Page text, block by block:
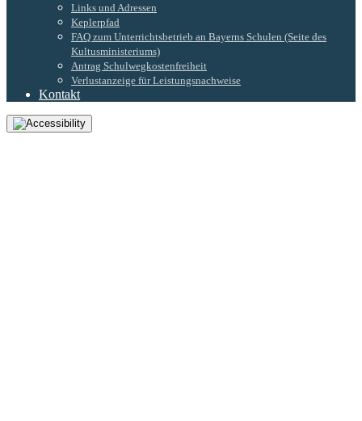
Links und Adressen
Keplerpfad
FAQ zum Unterrichtsbetrieb an Bayerns Schulen (Seite des
Kultusministeriums)
Antrag Schulwegkostenfreiheit
Verlustanzeige für Leistungsnachweise
Kontakt